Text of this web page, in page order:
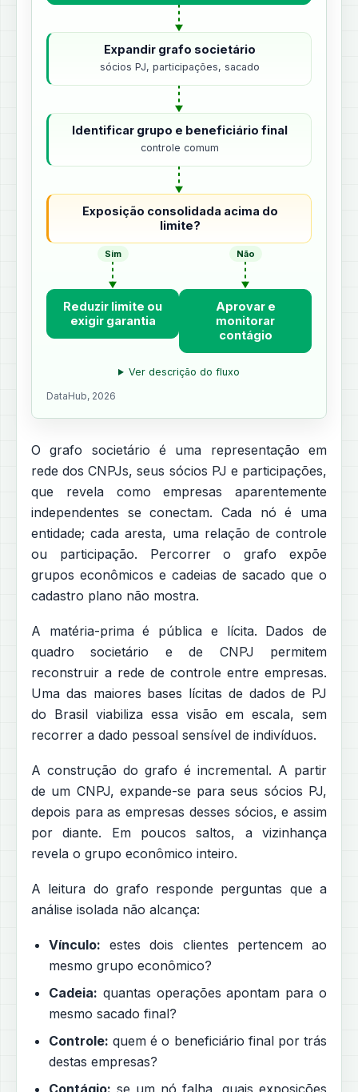
Expandir grafo societário
sócios PJ, participações, sacado
Identificar grupo e beneficiário final
controle comum
Exposição consolidada acima do
limite?
Sim
Reduzir limite ou
exigir garantia
Não
Aprovar e
monitorar
contágio
Ver descrição do fluxo
DataHub, 2026
O grafo societário é uma representação em
rede dos CNPJs, seus sócios PJ e participações,
que revela como empresas aparentemente
independentes se conectam. Cada nó é uma
entidade; cada aresta, uma relação de controle
ou participação. Percorrer o grafo expõe
grupos econômicos e cadeias de sacado que o
cadastro plano não mostra.
A matéria-prima é pública e lícita. Dados de
quadro societário e de CNPJ permitem
reconstruir a rede de controle entre empresas.
Uma das maiores bases lícitas de dados de PJ
do Brasil viabiliza essa visão em escala, sem
recorrer a dado pessoal sensível de indivíduos.
A construção do grafo é incremental. A partir
de um CNPJ, expande-se para seus sócios PJ,
depois para as empresas desses sócios, e assim
por diante. Em poucos saltos, a vizinhança
revela o grupo econômico inteiro.
A leitura do grafo responde perguntas que a
análise isolada não alcança:
Vínculo: estes dois clientes pertencem ao
mesmo grupo econômico?
Cadeia: quantas operações apontam para o
mesmo sacado final?
Controle: quem é o beneficiário final por trás
destas empresas?
Contágio: se um nó falha, quais exposições